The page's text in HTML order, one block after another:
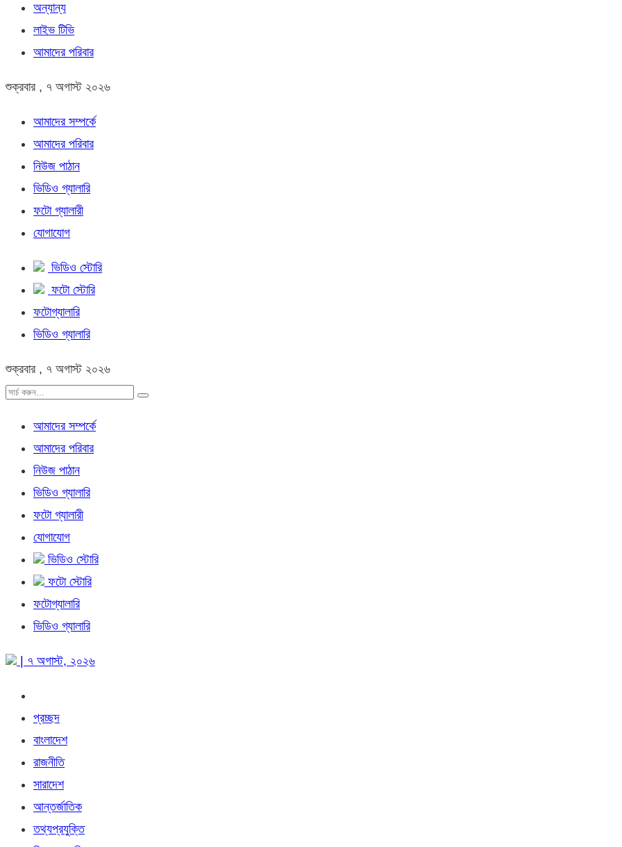
অন্যান্য
লাইভ টিভি
আমাদের পরিবার
শুক্রবার , ৭ অগাস্ট ২০২৬
আমাদের সম্পর্কে
আমাদের পরিবার
নিউজ পাঠান
ভিডিও গ্যালারি
ফটো গ্যালারী
যোগাযোগ
ভিডিও স্টোরি
ফটো স্টোরি
ফটোগ্যালারি
ভিডিও গ্যালারি
শুক্রবার , ৭ অগাস্ট ২০২৬
আমাদের সম্পর্কে
আমাদের পরিবার
নিউজ পাঠান
ভিডিও গ্যালারি
ফটো গ্যালারী
যোগাযোগ
ভিডিও স্টোরি
ফটো স্টোরি
ফটোগ্যালারি
ভিডিও গ্যালারি
| ৭ অগাস্ট, ২০২৬
প্রচ্ছদ
বাংলাদেশ
রাজনীতি
সারাদেশ
আন্তর্জাতিক
তথ্যপ্রযুক্তি